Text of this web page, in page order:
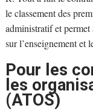
le classement des
administratif et permet
sur l’enseignement et
Pour les
les
(ATOS)